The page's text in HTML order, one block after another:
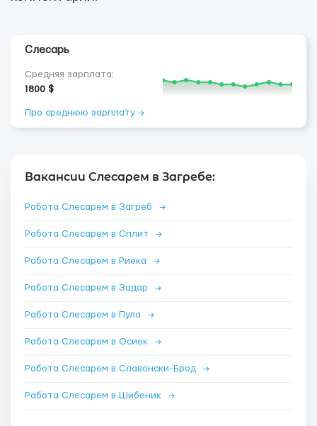
Слесарь
Средняя зарплата:
1800 $
Про среднюю зарплату →
Вакансии Слесарем в Загребе:
Работа Слесарем в Загреб →
Работа Слесарем в Сплит →
Работа Слесарем в Риека →
Работа Слесарем в Задар →
Работа Слесарем в Пула →
Работа Слесарем в Осиек →
Работа Слесарем в Славонски-Брод →
Работа Слесарем в Шибеник →